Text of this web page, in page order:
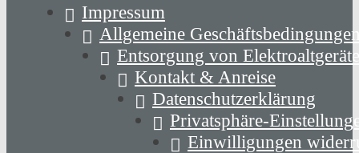
Impressum
Allgemeine
Entsorgung von
Kontakt & Anreise
Datenschutzerklärung
Privatsphäre-
Einwilligungen